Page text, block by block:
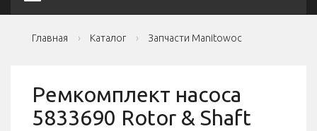
Главная Каталог Запчасти Manitowoc
Ремкомплект насоса
5833690 Rotor & Shaft